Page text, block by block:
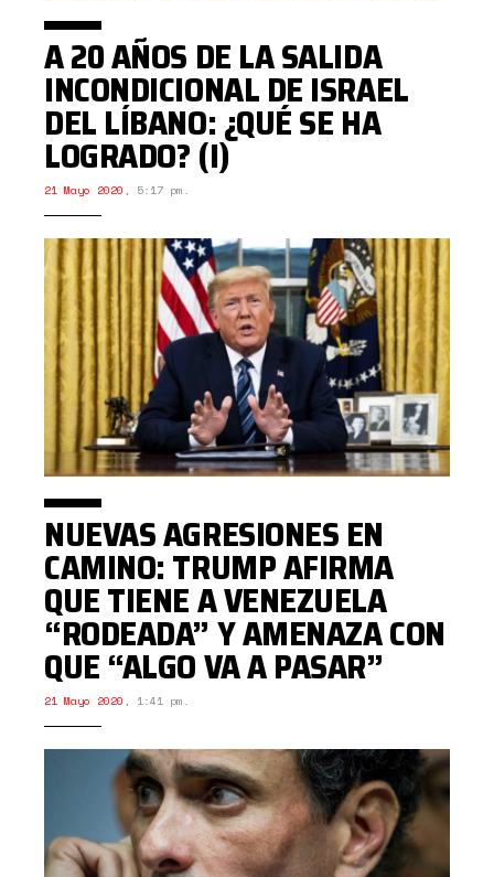
A 20 AÑOS DE LA SALIDA
INCONDICIONAL DE ISRAEL
DEL LÍBANO: ¿QUÉ SE HA
LOGRADO? (I)
21 Mayo 2020 , 5:17 pm.
NUEVAS AGRESIONES EN
CAMINO: TRUMP AFIRMA
QUE TIENE A VENEZUELA
“RODEADA” Y AMENAZA CON
QUE “ALGO VA A PASAR”
21 Mayo 2020 , 1:41 pm.